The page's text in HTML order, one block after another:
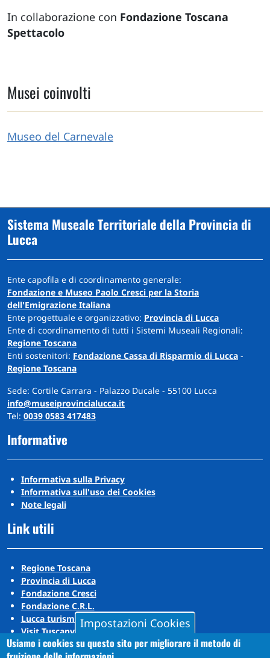
In collaborazione con Fondazione Toscana
Spettacolo
Musei coinvolti
Museo del Carnevale
Sistema Museale Territoriale della Provincia di
Lucca
Ente capofila e di coordinamento generale:
Fondazione e Museo Paolo Cresci per la Storia
dell'Emigrazione Italiana
Ente progettuale e organizzativo: Provincia di Lucca
Ente di coordinamento di tutti i Sistemi Museali Regionali:
Regione Toscana
Enti sostenitori: Fondazione Cassa di Risparmio di Lucca -
Regione Toscana
Sede: Cortile Carrara - Palazzo Ducale - 55100 Lucca
info@museiprovincialucca.it
Tel: 0039 0583 417483
Informative
Informativa sulla Privacy
Informativa sull'uso dei Cookies
Note legali
Link utili
Regione Toscana
Provincia di Lucca
Fondazione Cresci
Fondazione C.R.L.
Lucca turismo
Visit Tuscany
Puccini Lands
Impostazioni Cookies
Usiamo i cookies su questo sito per migliorare il metodo di